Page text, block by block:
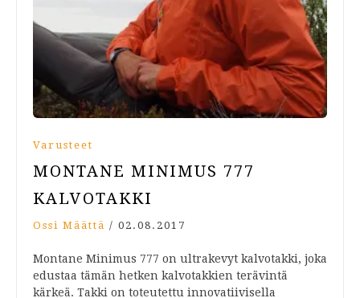
Varusteet
MONTANE MINIMUS 777
KALVOTAKKI
Ossi Määttä / 02.08.2017
Montane Minimus 777 on ultrakevyt kalvotakki, joka
edustaa tämän hetken kalvotakkien terävintä
kärkeä. Takki on toteutettu innovatiivisella